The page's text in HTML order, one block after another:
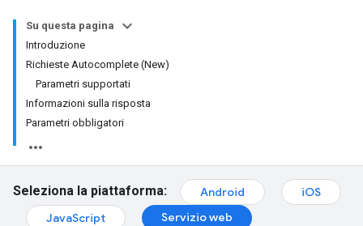
Su questa pagina
Introduzione
Richieste Autocomplete (New)
Parametri supportati
Informazioni sulla risposta
Parametri obbligatori
Seleziona la piattaforma: Android
iOS
JavaScript
Servizio web